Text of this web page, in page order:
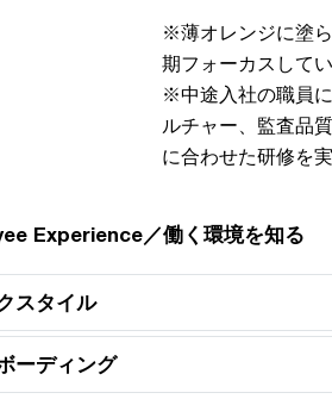
※薄オレンジに塗
期フォーカスして
※中途入社の職員
ルチャー、監査品
に合わせた研修を
Experience／働く環境を知る
スタイル
ーディング